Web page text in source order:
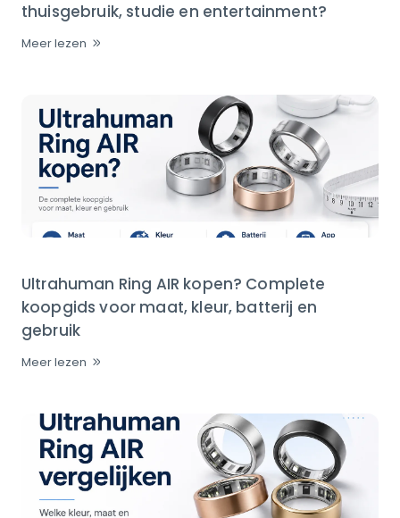
thuisgebruik, studie en entertainment?
Meer lezen
Ultrahuman Ring AIR kopen? Complete
koopgids voor maat, kleur, batterij en
gebruik
Meer lezen